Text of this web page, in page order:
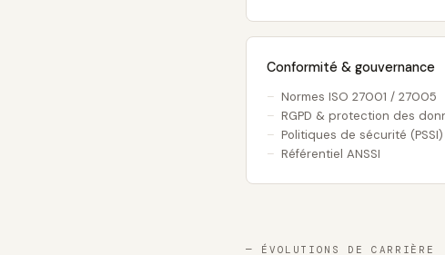
Conformité & gouvernance
Normes ISO 27001 / 27005
RGPD & protection des
Politiques de sécurité (PSSI)
Référentiel ANSSI
— ÉVOLUTIONS DE CARRIÈRE